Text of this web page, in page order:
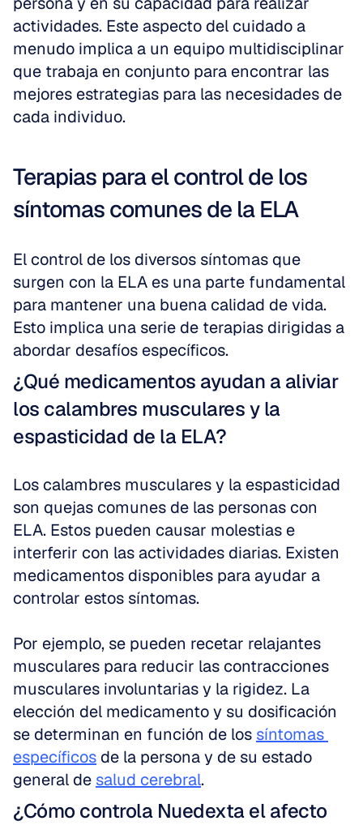
actividades. Este aspecto del cuidado a
menudo implica a un equipo multidisciplinar
que trabaja en conjunto para encontrar las
mejores estrategias para las necesidades de
cada individuo.
Terapias para el control de los
síntomas comunes de la ELA
El control de los diversos síntomas que
surgen con la ELA es una parte fundamental
para mantener una buena calidad de vida.
Esto implica una serie de terapias dirigidas a
abordar desafíos específicos.
¿Qué medicamentos ayudan a aliviar
los calambres musculares y la
espasticidad de la ELA?
Los calambres musculares y la espasticidad
son quejas comunes de las personas con
ELA. Estos pueden causar molestias e
interferir con las actividades diarias. Existen
medicamentos disponibles para ayudar a
controlar estos síntomas.
Por ejemplo, se pueden recetar relajantes
musculares para reducir las contracciones
musculares involuntarias y la rigidez. La
elección del medicamento y su dosificación
se determinan en función de los síntomas
específicos de la persona y de su estado
general de salud cerebral.
¿Cómo controla Nuedexta el afecto